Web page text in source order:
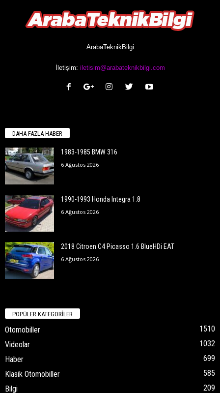
ArabaTeknikBilgi
İletişim: iletisim@arabateknikbilgi.com
DAHA FAZLA HABER
1983-1985 BMW 316
6 Ağustos 2026
1990-1993 Honda Integra 1.8
6 Ağustos 2026
2018 Citroen C4 Picasso 1.6 BlueHDi EAT
6 Ağustos 2026
POPÜLER KATEGORİLER
Otomobiller
1510
Videolar
1032
Haber
699
Klasik Otomobiller
585
Bilgi
209